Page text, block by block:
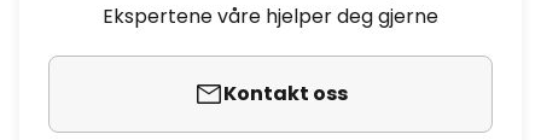
Ekspertene våre hjelper deg gjerne
Kontakt oss